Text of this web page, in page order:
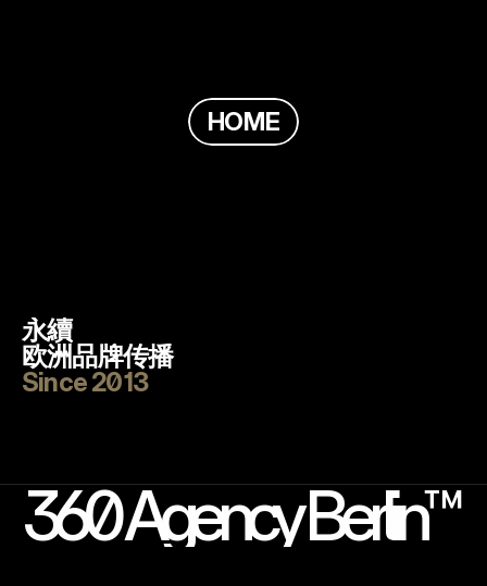
HOME
永續
欧洲品牌传播
Since 2013
360 Agency Berlin™